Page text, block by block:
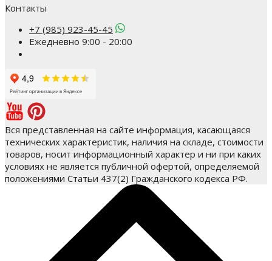
Контакты
+7 (985) 923-45-45
Ежедневно 9:00 - 20:00
Вся представленная на сайте информация, касающаяся
технических характеристик, наличия на складе, стоимости
товаров, носит информационный характер и ни при каких
условиях не является публичной офертой, определяемой
положениями Статьи 437(2) Гражданского кодекса РФ.